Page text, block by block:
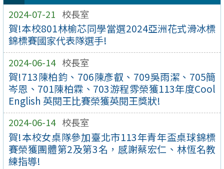
2024-07-21 校長室
賀!本校801林榆芯同學當選2024亞洲花式滑冰標
錦標賽國家代表隊選手!
2024-06-14 校長室
賀!713陳柏鈞、706陳彥叡、709吳雨潔、705簡
岑恩、701陳柏霖、703游程雰榮獲113年度Cool
English 英閱王比賽榮獲英閱王獎狀!
2024-06-14 校長室
賀!本校女桌隊參加臺北市113年青年盃桌球錦標
賽榮獲團體第2及第3名，感謝蔡宏仁、林恆名教
練指導!